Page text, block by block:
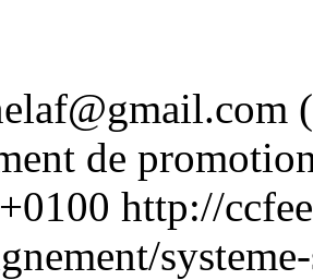
de
http://